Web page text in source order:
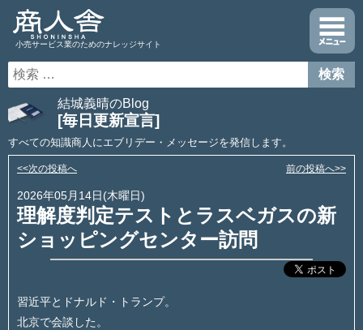
小売サービス業のためのナレッジサイト
結城義晴のBlog
[毎日更新宣言]
すべての知識商人にエブリデー・メッセージを発信します。
<<次の投稿へ 前の投稿へ>>
2026年05月14日(木曜日)
理解度判定テストとラスベガスの新
ショッピングセンター訪問
習近平とドナルド・トランプ。
北京で会談した。